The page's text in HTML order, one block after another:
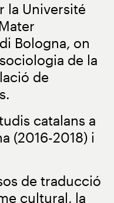
la Université
Bologna, on
de la
de
catalans a
(2016-2018) i
de traducció
cultural, la